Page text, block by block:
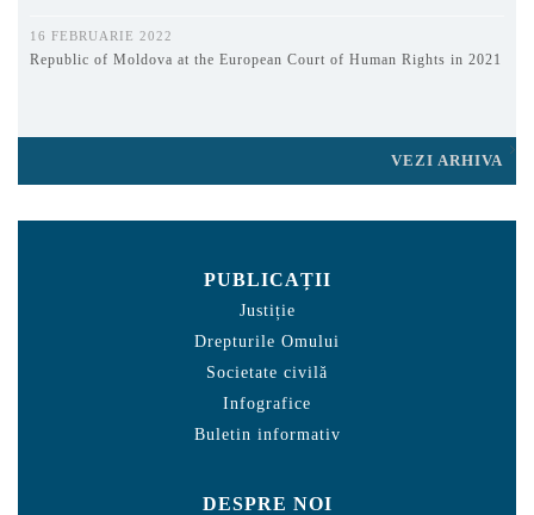
16 FEBRUARIE 2022
Republic of Moldova at the European Court of Human Rights in 2021
VEZI ARHIVA
PUBLICAȚII
Justiție
Drepturile Omului
Societate civilă
Infografice
Buletin informativ
DESPRE NOI